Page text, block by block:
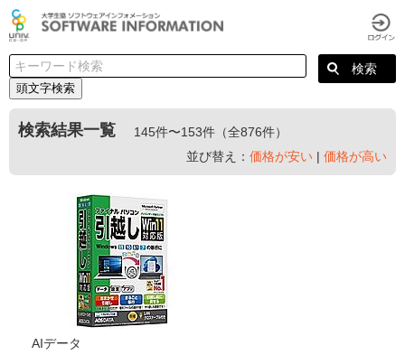
頭文字検索
検索結果一覧
145件〜153件（全876件）
並び替え： 価格が安い | 価格が高い
AIデータ